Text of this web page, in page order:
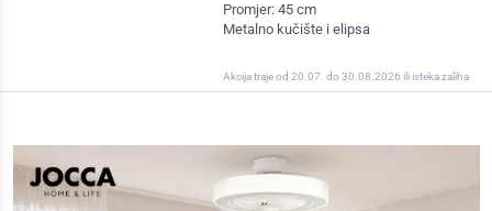
Promjer: 45 cm
Metalno kučište i elipsa
Akcija traje od 20.07. do 30.08.2026 ili isteka zaliha